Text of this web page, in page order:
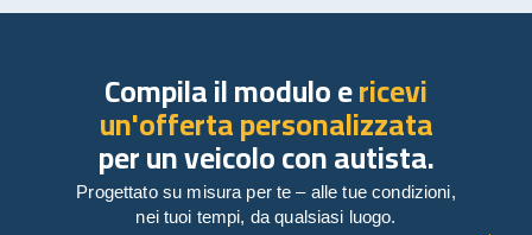
Compila il modulo ericevi
un'offerta personalizzata
per un veicolo con autista.
Progettato su misura per te – alle tue condizioni,
nei tuoi tempi, da qualsiasi luogo.